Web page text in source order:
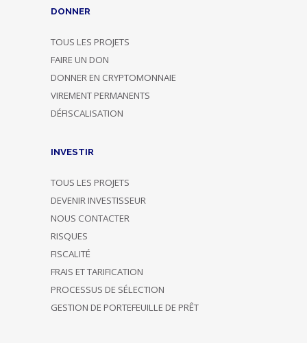
DONNER
TOUS LES PROJETS
FAIRE UN DON
DONNER EN CRYPTOMONNAIE
VIREMENT PERMANENTS
DÉFISCALISATION
INVESTIR
TOUS LES PROJETS
DEVENIR INVESTISSEUR
NOUS CONTACTER
RISQUES
FISCALITÉ
FRAIS ET TARIFICATION
PROCESSUS DE SÉLECTION
GESTION DE PORTEFEUILLE DE PRÊT